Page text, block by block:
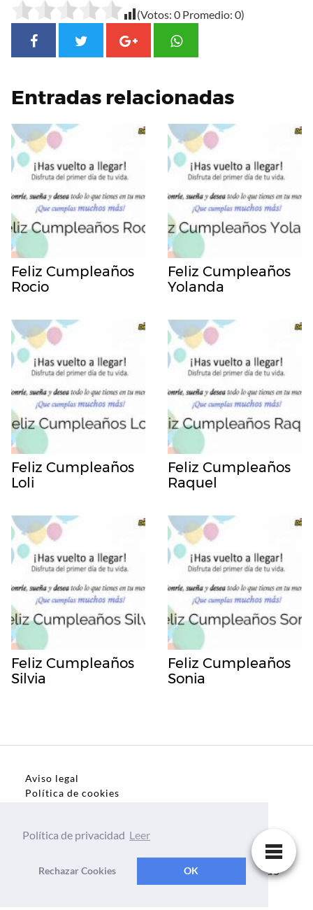
(Votos: 0 Promedio: 0)
Entradas relacionadas
Feliz Cumpleaños
Rocio
Feliz Cumpleaños
Yolanda
Feliz Cumpleaños
Loli
Feliz Cumpleaños
Raquel
Feliz Cumpleaños
Silvia
Feliz Cumpleaños
Sonia
Aviso legal
Política de cookies
Dedicatorias, frases, textos para todo el mundo
Política de privacidad Leer
Rechazar Cookies OK